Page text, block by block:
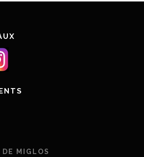
DE MIGLOS